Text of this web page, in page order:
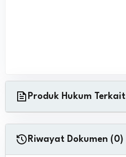
Produk Hukum Terkait
Riwayat Dokumen (0)